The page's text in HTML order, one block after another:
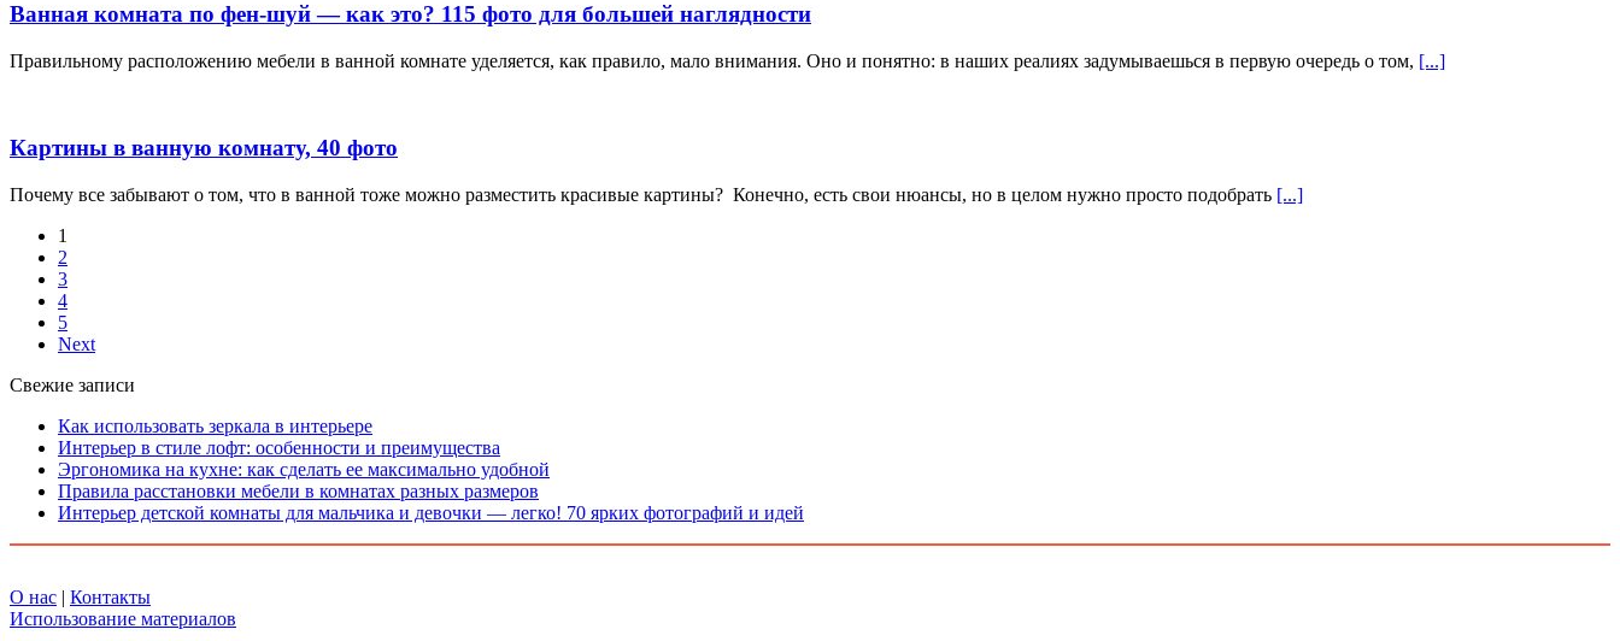
Ванная комната по фен-шуй — как это? 115 фото для большей наглядности
Правильному расположению мебели в ванной комнате уделяется, как правило, мало внимания. Оно и понятно: в наших реалиях задумываешься в первую очередь о том, [...]
Картины в ванную комнату, 40 фото
Почему все забывают о том, что в ванной тоже можно разместить красивые картины? Конечно, есть свои нюансы, но в целом нужно просто подобрать [...]
1
2
3
4
5
Next
Свежие записи
Как использовать зеркала в интерьере
Интерьер в стиле лофт: особенности и преимущества
Эргономика на кухне: как сделать ее максимально удобной
Правила расстановки мебели в комнатах разных размеров
Интерьер детской комнаты для мальчика и девочки — легко! 70 ярких фотографий и идей
О нас | Контакты
Использование материалов